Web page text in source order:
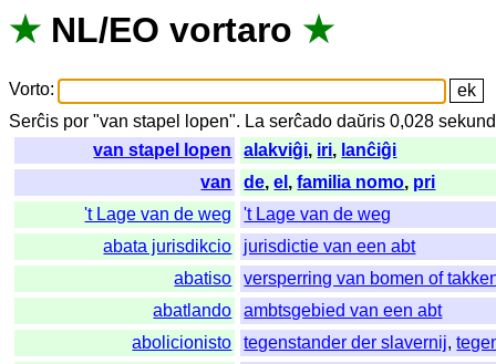
★ NL/EO vortaro ★
Vorto:
Serĉis por "van stapel lopen". La serĉado daŭris 0,028
van stapel lopen
alakviĝi, iri, lanĉiĝi
van
de,el ,familia nomo, pri
't Lage van de weg
't Lage van de weg
abata jurisdikcio
jurisdictie van een abt
abatiso
versperring van bomen of
abatlando
ambtsgebied van een abt
abolicionisto
tegenstander der slavernij,